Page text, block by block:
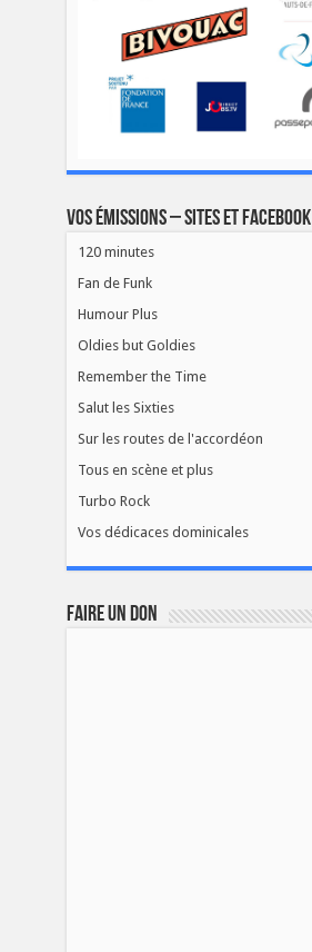
Vos émissions – Sites et Facebook
120 minutes
Fan de Funk
Humour Plus
Oldies but Goldies
Remember the Time
Salut les Sixties
Sur les routes de l'accordéon
Tous en scène et plus
Turbo Rock
Vos dédicaces dominicales
FAIRE UN DON